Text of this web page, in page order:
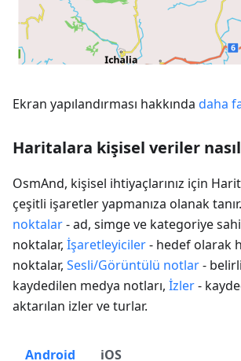
Ekran yapılandırması hakkında daha
Haritalara kişisel veriler
OsmAnd, kişisel ihtiyaçlarınız için
çeşitli işaretler yapmanıza olanak
noktalar- ad, simge ve kategoriye
noktalar, İşaretleyiciler- hedef olarak
noktalar, Sesli/Görüntülü notlar-
kaydedilen medya notları, İzler-
aktarılan izler ve turlar.
Android iOS